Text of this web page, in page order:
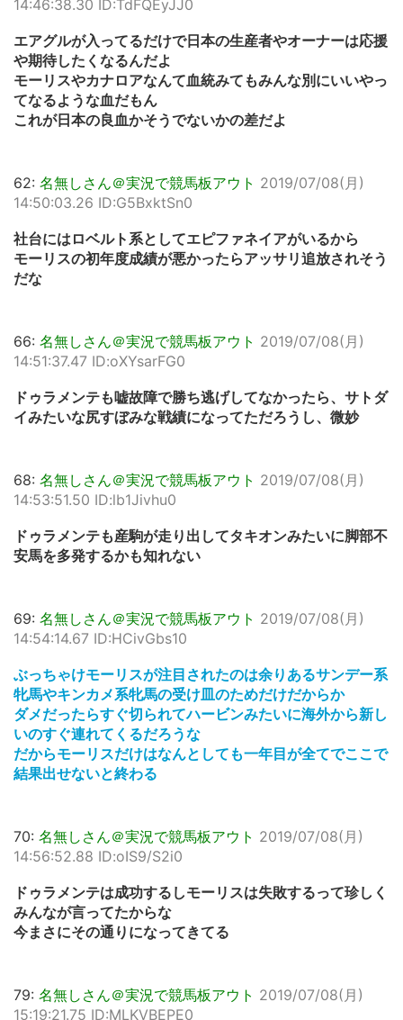
14:46:38.30 ID:TdFQEyJJ0
エアグルが入ってるだけで日本の生産者やオーナーは応援
や期待したくなるんだよ
モーリスやカナロアなんて血統みてもみんな別にいいやっ
てなるような血だもん
これが日本の良血かそうでないかの差だよ
62: 名無しさん＠実況で競馬板アウト 2019/07/08(月)
14:50:03.26 ID:G5BxktSn0
社台にはロベルト系としてエピファネイアがいるから
モーリスの初年度成績が悪かったらアッサリ追放されそう
だな
66: 名無しさん＠実況で競馬板アウト 2019/07/08(月)
14:51:37.47 ID:oXYsarFG0
ドゥラメンテも嘘故障で勝ち逃げしてなかったら、サトダ
イみたいな尻すぼみな戦績になってただろうし、微妙
68: 名無しさん＠実況で競馬板アウト 2019/07/08(月)
14:53:51.50 ID:lb1Jivhu0
ドゥラメンテも産駒が走り出してタキオンみたいに脚部不
安馬を多発するかも知れない
69: 名無しさん＠実況で競馬板アウト 2019/07/08(月)
14:54:14.67 ID:HCivGbs10
ぶっちゃけモーリスが注目されたのは余りあるサンデー系
牝馬やキンカメ系牝馬の受け皿のためだけだからか
ダメだったらすぐ切られてハービンみたいに海外から新し
いのすぐ連れてくるだろうな
だからモーリスだけはなんとしても一年目が全てでここで
結果出せないと終わる
70: 名無しさん＠実況で競馬板アウト 2019/07/08(月)
14:56:52.88 ID:oIS9/S2i0
ドゥラメンテは成功するしモーリスは失敗するって珍しく
みんなが言ってたからな
今まさにその通りになってきてる
79: 名無しさん＠実況で競馬板アウト 2019/07/08(月)
15:19:21.75 ID:MLKVBEPE0